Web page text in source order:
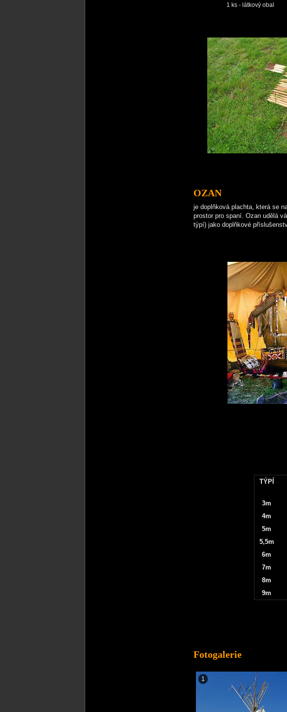
1 ks - látkový obal
OZAN
je doplňková plachta, která se
prostor pro spaní. Ozan udělá
týpí) jako doplňkové
TÝPÍ
3m
4m
5m
5,5m
6m
7m
8m
9m
Fotogalerie
1